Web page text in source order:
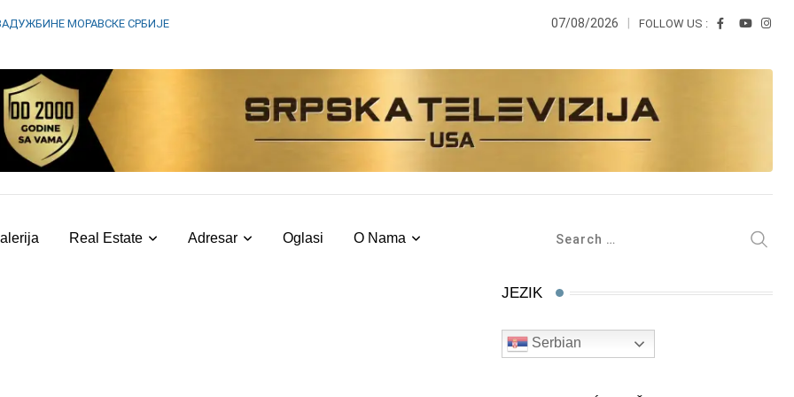
МОРАВСКЕ СРБИЈЕ 07/08/2026 FOLLOW US :
Real Estate Adresar Oglasi O Nama
JEZIK
Serbian